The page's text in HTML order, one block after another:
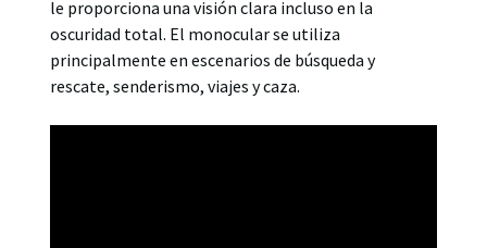
le proporciona una visión clara incluso en la
oscuridad total. El monocular se utiliza
principalmente en escenarios de búsqueda y
rescate, senderismo, viajes y caza.